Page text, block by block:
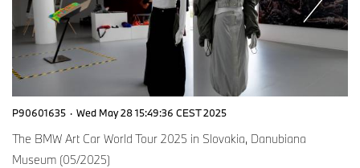
P90601635 · Wed May 28 15:49:36 CEST 2025
The BMW Art Car World Tour 2025 in Slovakia, Danubiana
Museum (05/2025)